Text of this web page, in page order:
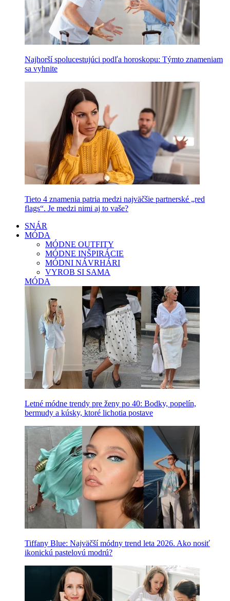
Najhorší spolucestujúci podľa horoskopu: Týmto znameniam
sa vyhnite
Tieto 4 znamenia patria medzi najväčšie partnerské „red
flags“. Je medzi nimi aj to vaše?
SNÁR
MÓDA
MÓDNE OUTFITY
MÓDNE INŠPIRÁCIE
MÓDNI NÁVRHÁRI
VYROB SI SAMA
MÓDA
Letné módne trendy pre ženy po 40: Bodky, popelín,
bermudy a kúsky, ktoré lichotia postave
Tiffany Blue: Najväčší módny trend leta 2026. Ako nosiť
ikonickú pastelovú modrú?